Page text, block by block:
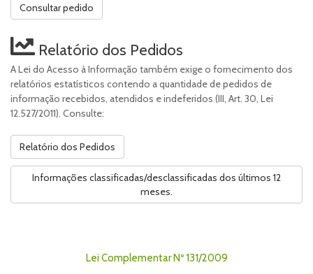
Consultar pedido
Relatório dos Pedidos
A Lei do Acesso à Informação também exige o fornecimento dos
relatórios estatísticos contendo a quantidade de pedidos de
informação recebidos, atendidos e indeferidos (III, Art. 30, Lei
12.527/2011). Consulte:
Relatório dos Pedidos
Informações classificadas/desclassificadas dos últimos 12
meses.
Lei Complementar Nº 131/2009